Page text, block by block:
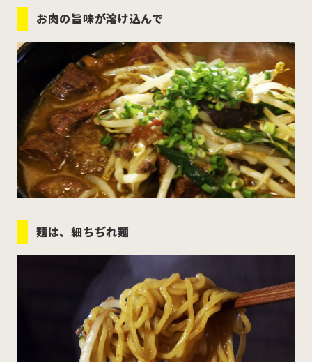
お肉の旨味が溶け込んで
麺は、細ちぢれ麺